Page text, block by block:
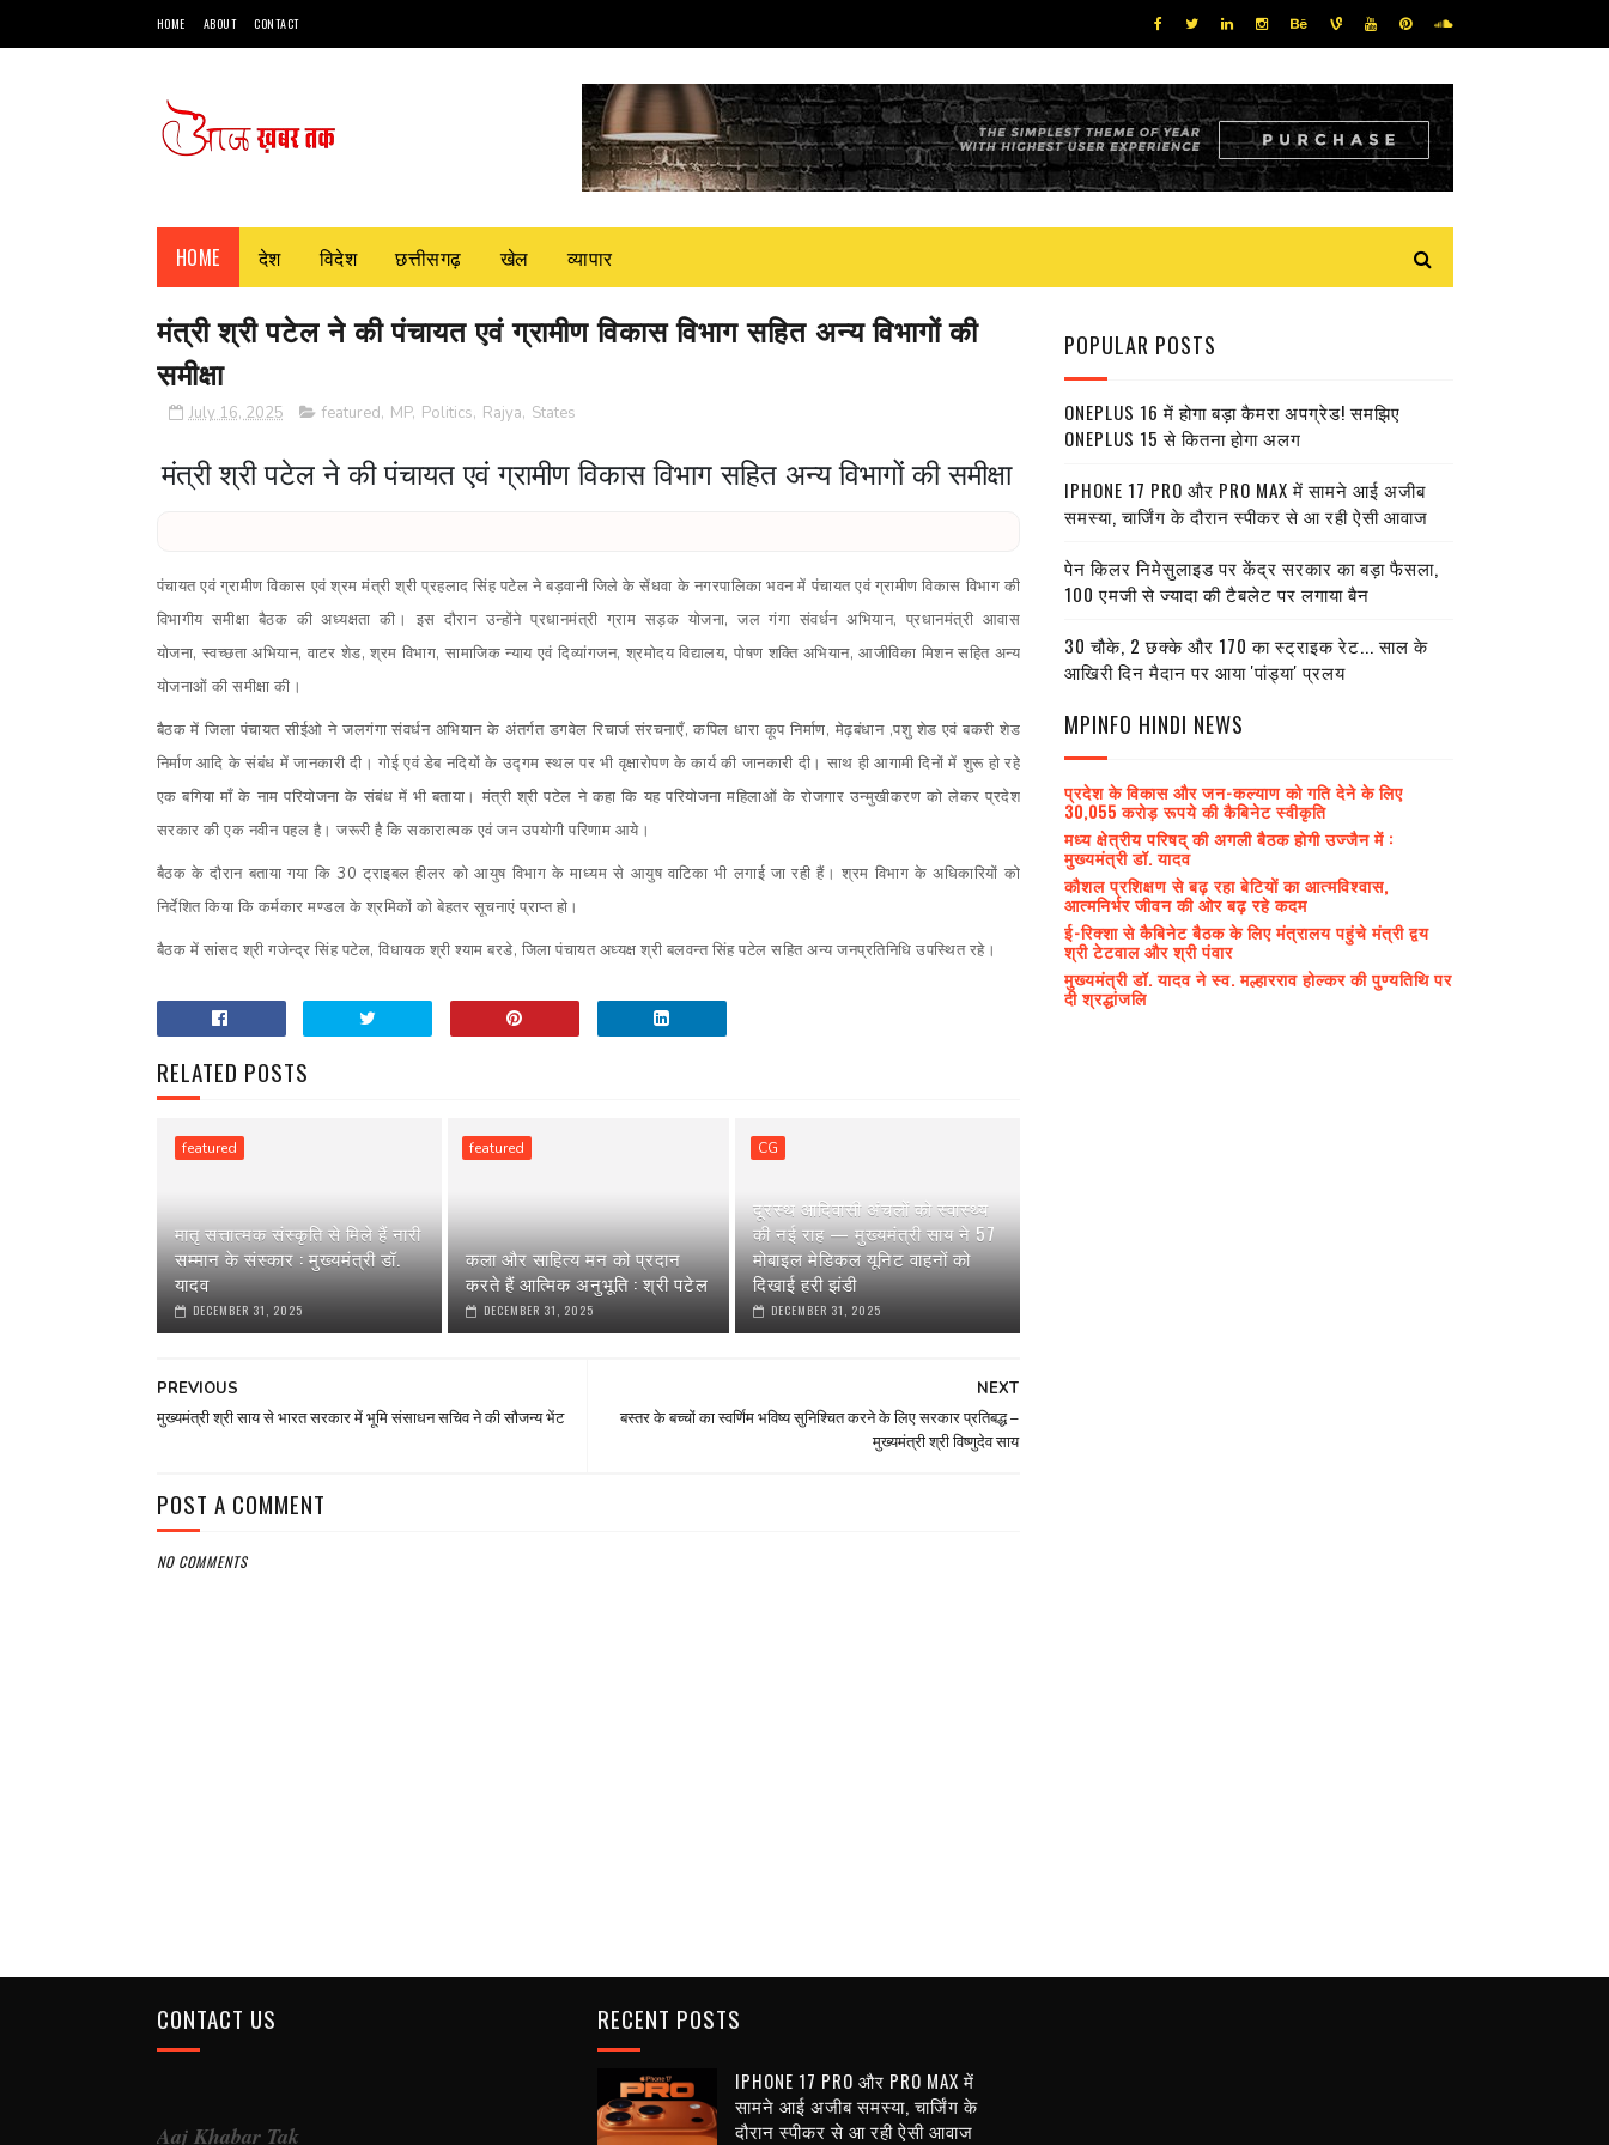
HOME ABOUT CONTACT
HOME देश विदेश छत्तीसगढ़ खेल व्यापार
मंत्री श्री पटेल ने की पंचायत एवं ग्रामीण विकास विभाग सहित अन्य विभागों की
समीक्षा
July 16, 2025 featured, MP, Politics, Rajya, States
मंत्री श्री पटेल ने की पंचायत एवं ग्रामीण विकास विभाग सहित अन्य विभागों की समीक्षा
पंचायत एवं ग्रामीण विकास एवं श्रम मंत्री श्री प्रहलाद सिंह पटेल ने बड़वानी जिले के सेंधवा के नगरपालिका भवन में पंचायत एवं ग्रामीण विकास विभाग की
विभागीय समीक्षा बैठक की अध्यक्षता की। इस दौरान उन्होंने प्रधानमंत्री ग्राम सड़क योजना,जल गंगा संवर्धन अभियान, प्रधानमंत्री आवास
योजना, स्वच्छता अभियान, वाटर शेड,श्रम विभाग,सामाजिक न्याय एवं दिव्यांगजन, श्रमोदय विद्यालय, पोषण शक्ति अभियान,आजीविका मिशन सहित अन्य
योजनाओं की समीक्षा की।
बैठक में जिला पंचायत सीईओ ने जलगंगा संवर्धन अभियान के अंतर्गत डगवेल रिचार्ज संरचनाएँ,कपिल धारा कूप निर्माण, मेढ़बंधान ,पशु शेड एवं बकरी शेड
निर्माण आदि के संबंध में जानकारी दी। गोई एवं डेब नदियों के उद्गम स्थल पर भी वृक्षारोपण के कार्य की जानकारी दी। साथ ही आगामी दिनों में शुरू हो रहे
एक बगिया माँ के नाम परियोजना के संबंध में भी बताया। मंत्री श्री पटेल ने कहा कि यह परियोजना महिलाओं के रोजगार उन्मुखीकरण को लेकर प्रदेश
सरकार की एक नवीन पहल है। जरूरी है कि सकारात्मक एवं जन उपयोगी परिणाम आये।
बैठक के दौरान बताया गया कि 30 ट्राइबल हीलर को आयुष विभाग के माध्यम से आयुष वाटिका भी लगाई जा रही हैं। श्रम विभाग के अधिकारियों को
निर्देशित किया कि कर्मकार मण्डल के श्रमिकों को बेहतर सूचनाएं प्राप्त हो।
बैठक में सांसद श्री गजेन्द्र सिंह पटेल, विधायक श्री श्याम बरडे, जिला पंचायत अध्यक्ष श्री बलवन्त सिंह पटेल सहित अन्य जनप्रतिनिधि उपस्थित रहे।
RELATED POSTS
featured
मातृ सत्तात्मक संस्कृति से मिले हैं नारी
सम्मान के संस्कार : मुख्यमंत्री डॉ.
यादव
DECEMBER 31, 2025
featured
कला और साहित्य मन को प्रदान
करते हैं आत्मिक अनुभूति : श्री पटेल
DECEMBER 31, 2025
CG
दूरस्थ आदिवासी अंचलों को स्वास्थ्य
की नई राह — मुख्यमंत्री साय ने 57
मोबाइल मेडिकल यूनिट वाहनों को
दिखाई हरी झंडी
DECEMBER 31, 2025
NEXT
बस्तर के बच्चों का स्वर्णिम भविष्य सुनिश्चित करने के लिए सरकार प्रतिबद्ध –
मुख्यमंत्री श्री विष्णुदेव साय
PREVIOUS
मुख्यमंत्री श्री साय से भारत सरकार में भूमि संसाधन सचिव ने की सौजन्य भेंट
POST A COMMENT
NO COMMENTS
POPULAR POSTS
ONEPLUS 16 में होगा बड़ा कैमरा अपग्रेड! समझिए
ONEPLUS 15 से कितना होगा अलग
IPHONE 17 PRO और PRO MAX में सामने आई अजीब
समस्या, चार्जिंग के दौरान स्पीकर से आ रही ऐसी आवाज
पेन किलर निमेसुलाइड पर केंद्र सरकार का बड़ा फैसला,
100 एमजी से ज्यादा की टैबलेट पर लगाया बैन
30 चौके, 2 छक्के और 170 का स्ट्राइक रेट... साल के
आखिरी दिन मैदान पर आया 'पांड्या' प्रलय
MPINFO HINDI NEWS
प्रदेश के विकास और जन-कल्याण को गति देने के लिए
30,055 करोड़ रूपये की कैबिनेट स्वीकृति
मध्य क्षेत्रीय परिषद् की अगली बैठक होगी उज्जैन में :
मुख्यमंत्री डॉ. यादव
कौशल प्रशिक्षण से बढ़ रहा बेटियों का आत्मविश्वास,
आत्मनिर्भर जीवन की ओर बढ़ रहे कदम
ई-रिक्शा से कैबिनेट बैठक के लिए मंत्रालय पहुंचे मंत्री द्वय
श्री टेटवाल और श्री पंवार
मुख्यमंत्री डॉ. यादव ने स्व. मल्हारराव होल्कर की पुण्यतिथि पर
दी श्रद्धांजलि
CONTACT US
Aaj Khabar Tak
RECENT POSTS
IPHONE 17 PRO और PRO MAX में
सामने आई अजीब समस्या, चार्जिंग के
दौरान स्पीकर से आ रही ऐसी आवाज